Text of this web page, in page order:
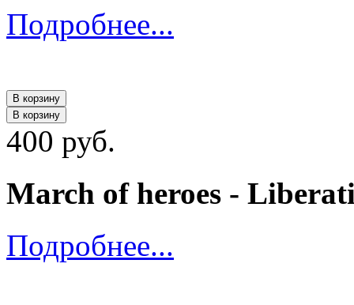
Подробнее...
В корзину
В корзину
400 руб.
March of heroes -
Подробнее...